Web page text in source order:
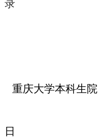
录
重庆大学本科生院
日